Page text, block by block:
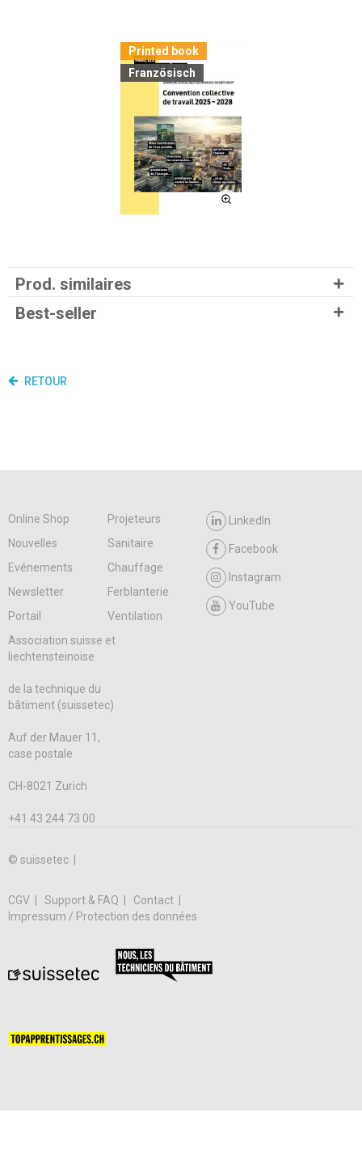
Printed book
Französisch
Prod. similaires
Best-seller
RETOUR
Online Shop
Projeteurs
Nouvelles
Sanitaire
Evénements
Chauffage
Newsletter
Ferblanterie
Portail
Ventilation
LinkedIn
Facebook
Instagram
YouTube
Association suisse et
liechtensteinoise
de la technique du
bâtiment (suissetec)
Auf der Mauer 11,
case postale
CH-8021 Zurich
+41 43 244 73 00
© suissetec |
CGV Support & FAQ
Contact
Impressum / Protection des données